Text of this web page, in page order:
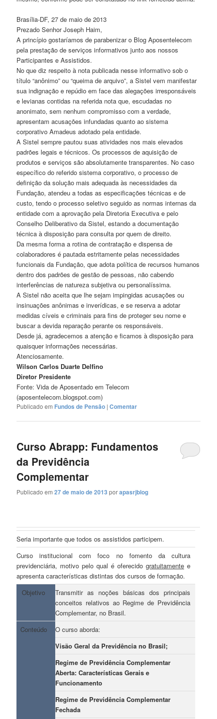
Brasília-DF, 27 de maio de 2013
Prezado Senhor Joseph Haim,
A princípio gostaríamos de parabenizar o Blog Aposentelecom
pela prestação de serviços informativos junto aos nossos
Participantes e Assistidos.
No que diz respeito à nota publicada nesse informativo sob o
título “anônimo” ou “queima de arquivo”, a Sistel vem manifestar
sua indignação e repúdio em face das alegações irresponsáveis
e levianas contidas na referida nota que, escudadas no
anonimato, sem nenhum compromisso com a verdade,
apresentam acusações infundadas quanto ao sistema
corporativo Amadeus adotado pela entidade.
A Sistel sempre pautou suas atividades nos mais elevados
padrões legais e técnicos. Os processos de aquisição de
produtos e serviços são absolutamente transparentes. No caso
específico do referido sistema corporativo, o processo de
definição da solução mais adequada às necessidades da
Fundação, atendeu a todas as especificações técnicas e de
custo, tendo o processo seletivo seguido as normas internas da
entidade com a aprovação pela Diretoria Executiva e pelo
Conselho Deliberativo da Sistel, estando a documentação
técnica à disposição para consulta por quem de direito.
Da mesma forma a rotina de contratação e dispensa de
colaboradores é pautada estritamente pelas necessidades
funcionais da Fundação, que adota política de recursos humanos
dentro dos padrões de gestão de pessoas, não cabendo
interferências de natureza subjetiva ou personalíssima.
A Sistel não aceita que lhe sejam impingidas acusações ou
insinuações anônimas e inverídicas, e se reserva a adotar
medidas cíveis e criminais para fins de proteger seu nome e
buscar a devida reparação perante os responsáveis.
Desde já, agradecemos a atenção e ficamos à disposição para
quaisquer informações necessárias.
Atenciosamente.
Wilson Carlos Duarte Delfino
Diretor Presidente
Fonte: Vida de Aposentado em Telecom
(aposentelecom.blogspot.com)
Publicado em Fundos de Pensão |Comentar
Curso Abrapp: Fundamentos
da Previdência
Complementar
Publicado em27 de maio de 2013 porapasrjblog
Seria importante que todos os assistidos participem.
Curso institucional com foco no fomento da cultura
previdenciária, motivo pelo qual é oferecidogratuitamente e
apresenta características distintas dos cursos de formação.
Objetivo
Transmitir as noções básicas dos principais
conceitos relativos ao Regime de Previdência
Complementar, no Brasil.
Conteúdo
O curso aborda:
Visão Geral da Previdência no Brasil;
Regime de Previdência Complementar
Aberta: Características Gerais e
Funcionamento
Regime de Previdência Complementar
Fechada